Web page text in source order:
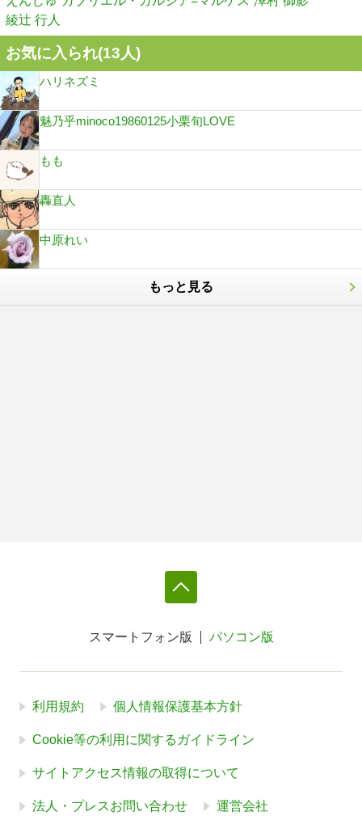
綾辻 行人
お気に入られ(13人)
ハリネズミ
魅乃乎minoco19860125小栗旬LOVE
もも
轟直人
中原れい
もっと見る
スマートフォン版 パソコン版
利用規約 個人情報保護基本方針
Cookie等の利用に関するガイドライン
サイトアクセス情報の取得について
法人・プレスお問い合わせ 運営会社